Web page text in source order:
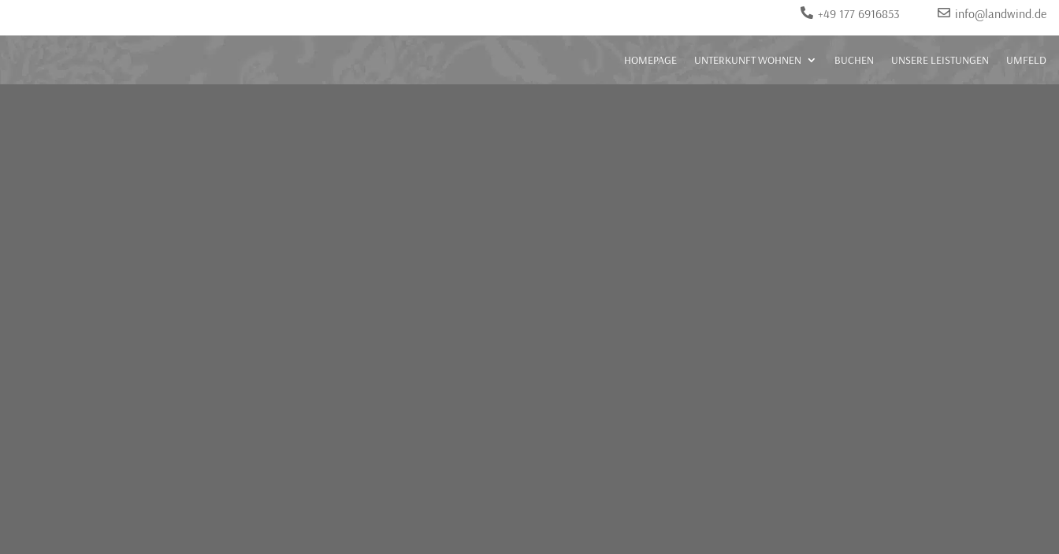
 ‭+49 177 6916853‬  info@landwind.de
HOMEPAGE UNTERKUNFT WOHNEN BUCHEN UNSERE LEISTUNGEN UMFELD